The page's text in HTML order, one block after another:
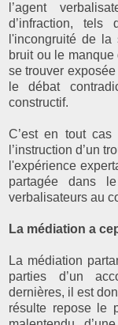
l’agent
d’infraction, tels
l'incongruité de la
bruit ou le
se trouver
le débat
constructif.
C’est en tout
l’instruction d’un
l'expérience
partagée dans
verbalisateurs au
La médiation a
La médiation
parties d’un
dernières, il est
résulte repose le